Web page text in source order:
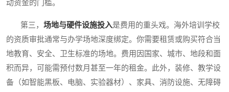
动资金的门槛。
第三， 场地与硬件设施投入是费用的重头戏。海外培训学校
的资质审批通常与办学场地深度绑定。你需要租赁或购买符合当
地教育、安全、卫生标准的场地。费用因国家、城市、地段和面
积而异，可能需预付数月甚至一年的租金。此外，装修、教学设
备（如智能黑板、电脑、实验器材）、家具、消防设施、无障碍